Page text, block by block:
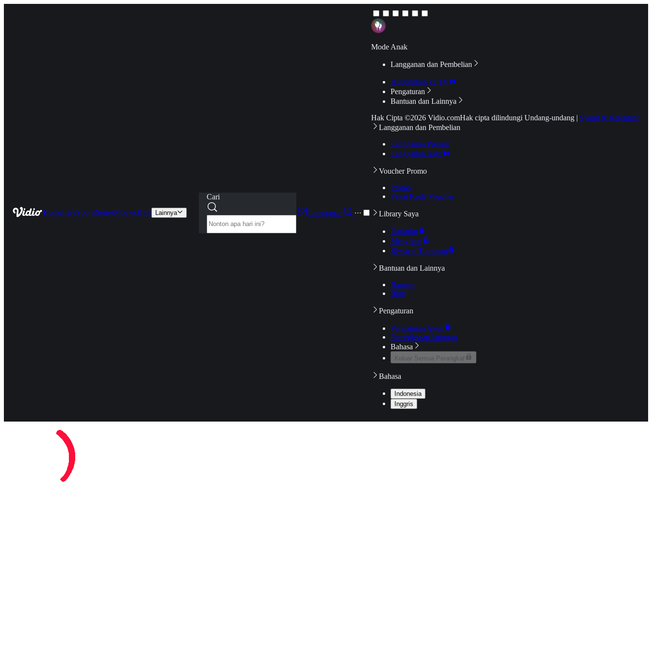
HomeLiveSportsSeriesMoviesKids Lainnya
Cari
Langganan
···
Mode Anak
Langganan dan Pembelian
Hubungkan ke TV
Pengaturan
Bantuan dan Lainnya
Hak Cipta ©2026 Vidio.comHak cipta dilindungi Undang-undang | Syarat & Ketentuan
Langganan dan Pembelian
Langganan Premier
Langganan Aktif
Voucher Promo
Promo
Pakai Kode Voucher
Library Saya
Daftarku
Mengikuti
Riwayat Tontonan
Bantuan dan Lainnya
Bantuan
Blog
Pengaturan
Pengaturan Akun
Pemeriksaan Jaringan
Bahasa
Keluar Semua Perangkat
Bahasa
Indonesia
Inggris